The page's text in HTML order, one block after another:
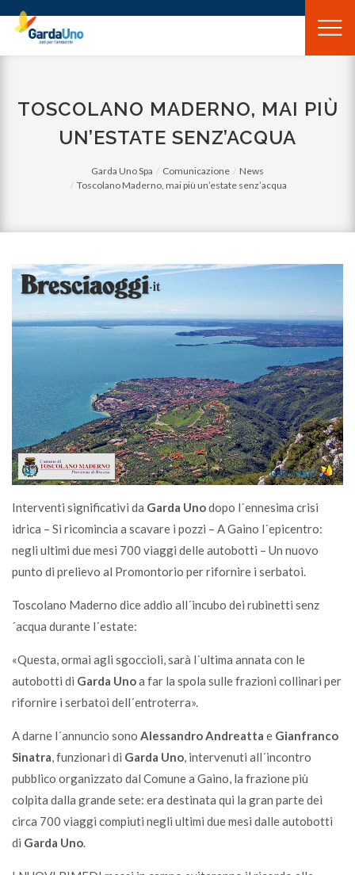
Gardauno
Spa
TOSCOLANO MADERNO, MAI PIÙ
UN’ESTATE SENZ’ACQUA
Garda Uno Spa Comunicazione
News
Toscolano Maderno, mai più un’estate senz’acqua
Interventi significativi da Garda Unodopo l´ennesima crisi
idrica – Si ricomincia a scavare i pozzi – A Gaino l´epicentro:
negli ultimi due mesi 700 viaggi delle autobotti – Un nuovo
punto di prelievo al Promontorio per rifornire i serbatoi.
Toscolano Maderno dice addio all´incubo dei rubinetti senz
´acqua durante l´estate:
«Questa, ormai agli sgoccioli, sarà l´ultima annata con le
autobotti di Garda Unoa far la spola sulle frazioni collinari per
rifornire i serbatoi dell´entroterra».
A darne l´annuncio sono Alessandro Andreatta e Gianfranco
Sinatra, funzionari di Garda Uno, intervenuti all´incontro
pubblico organizzato dal Comune a Gaino, la frazione più
colpita dalla grande sete: era destinata qui la gran parte dei
circa 700 viaggi compiuti negli ultimi due mesi dalle autobotti
di Garda Uno.